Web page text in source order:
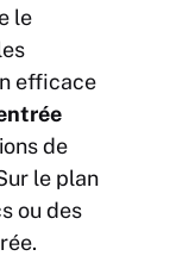
le
efficace
de
le plan
ou des